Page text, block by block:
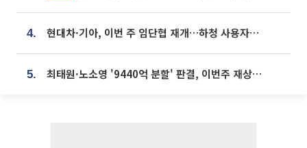
4. 현대차·기아, 이번 주 임단협 재개…하청 사용자성 재심도 ‘변수’
5. 최태원·노소영 '9440억 분할' 판결, 이번주 재상고 여부 주목